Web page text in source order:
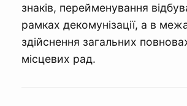
знаків, перейменування
рамках декомунізації, а в
здійснення загальних
місцевих рад.